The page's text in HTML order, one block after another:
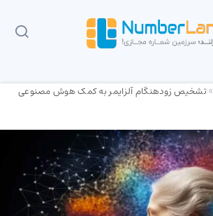
»تشخیص زودهنگام آلزایمر به کمک هوش مصنوعی